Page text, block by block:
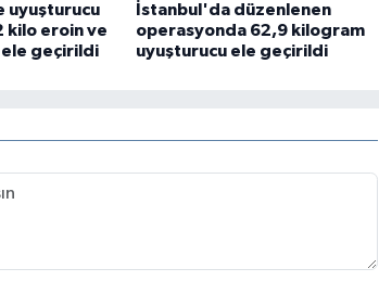
uyuşturucu
kilo eroin ve
geçirildi
İstanbul'da düzenlenen
operasyonda 62,9 kilogram
uyuşturucu ele geçirildi